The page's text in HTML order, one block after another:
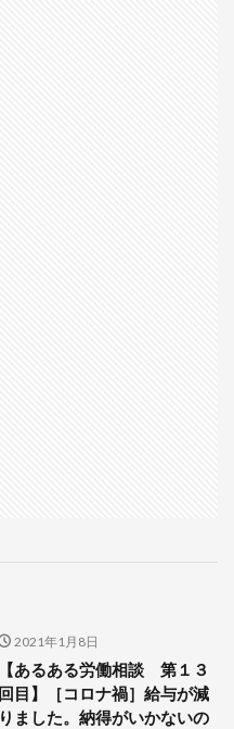
2021年1月8日
【あるある労働相談 第１３
回目】［コロナ禍］給与が減
りました。納得がいかないの